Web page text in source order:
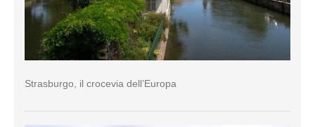
Strasburgo, il crocevia dell’Europa